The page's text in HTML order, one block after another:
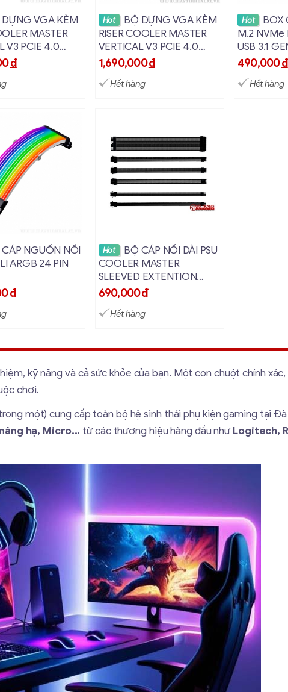
chi tiếtVGA KÈM
MASTER
V3 PCIE 4.0
đ
Xem chi tiết
Hot
BỘ DỰNG VGA KÈM
RISER COOLER MASTER
VERTICAL V3 PCIE 4.0
MÀU TRẮNG
1,690,000đ
Hết hàng
Hot
BOX
M.2 NVMe
USB 3.1
490,000đ
Hết hàng
chi tiết
NGUỒN NỐI
ARGB 24 PIN
đ
Xem chi tiết
Hot
BỘ CÁP NỐI DÀI PSU
COOLER MASTER
SLEEVED EXTENTION
MÀU ĐEN
690,000đ
Hết hàng
kỹ năng và cả sức khỏe của bạn. Một con chuột chính
chơi.
một) cung cấp toàn bộ hệ sinh thái phụ kiện gaming tại
hạ, Micro... từ các thương hiệu hàng đầu như Logitech,